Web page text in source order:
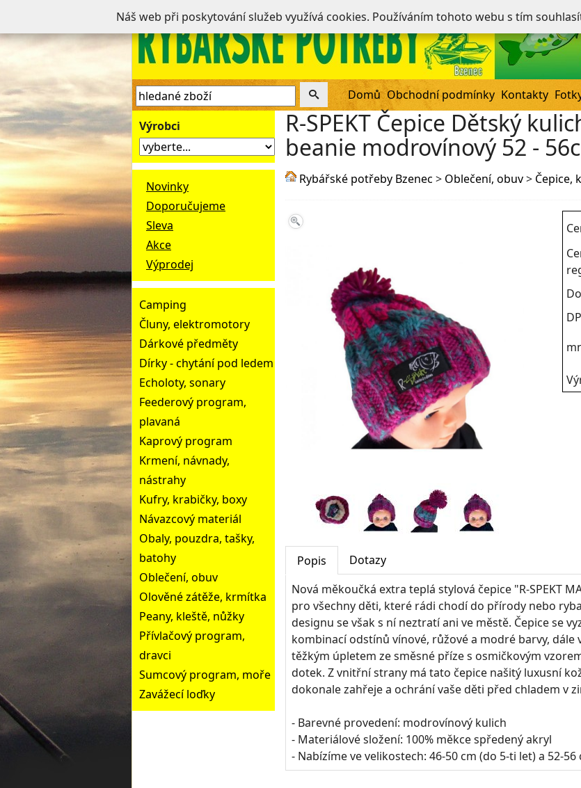
Domů Obchodní podmínky Kontakty
Výrobci
Novinky
Doporučujeme
Sleva
Akce
Výprodej
Camping
Čluny, elektromotory
Dárkové předměty
Dírky - chytání pod ledem
Echoloty, sonary
Feederový program,
plavaná
Kaprový program
Krmení, návnady,
nástrahy
Kufry, krabičky, boxy
Návazcový materiál
Obaly, pouzdra, tašky,
batohy
Oblečení, obuv
Olověné zátěže, krmítka
Peany, kleště, nůžky
Přívlačový program,
dravci
Sumcový program, moře
Zavážecí loďky
R-SPEKT Čepice Dětský
beanie modrovínový 52 -
Rybářské potřeby Bzenec > Oblečení, obuv> Čepice,
Popis
Dotazy
Nová měkoučká extra teplá stylová čepice "R-SPEKT
pro všechny děti, které rádi chodí do přírody nebo
designu se však s ní neztratí ani ve městě. Čepice se
kombinací odstínů vínové, růžové a modré barvy, dále
těžkým úpletem ze směsné příze s osmičkovým
dotek. Z vnitřní strany má tato čepice našitý luxusní
dokonale zahřeje a ochrání vaše děti před chladem v
- Barevné provedení: modrovínový kulich
- Materiálové složení: 100% měkce spředený akryl
- Nabízíme ve velikostech: 46-50 cm (do 5-ti let) a 52-56
Náš web při poskytování služeb využívá cookies. Používáním tohoto webu s tím